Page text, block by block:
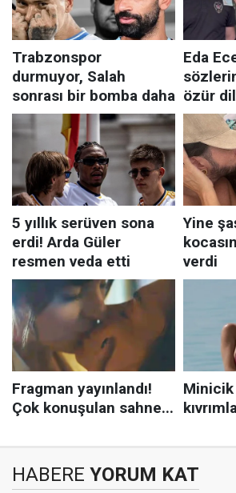
HABERE YORUM KAT